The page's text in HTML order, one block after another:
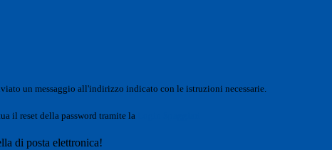
un messaggio all'indirizzo indicato con le istruzioni necessarie.
il reset della password tramite la
di posta elettronica!